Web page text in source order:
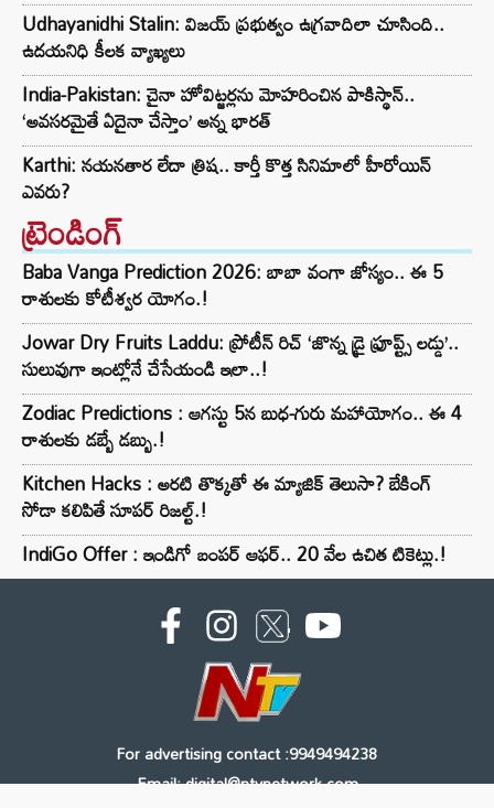
Udhayanidhi Stalin: విజయ్ ప్రభుత్వం ఉగ్రవాదిలా చూసింది..
ఉదయనిధి కీలక వ్యాఖ్యలు
India-Pakistan: చైనా హోవిట్జర్లను మోహరించిన పాకిస్థాన్..
‘అవసరమైతే ఏదైనా చేస్తాం’ అన్న భారత్
Karthi: నయనతార లేదా త్రిష.. కార్తీ కొత్త సినిమాలో హీరోయిన్
ఎవరు?
ట్రెండింగ్‌
Baba Vanga Prediction 2026: బాబా వంగా జోస్యం.. ఈ 5
రాశులకు కోటీశ్వర యోగం.!
Jowar Dry Fruits Laddu: ప్రోటీన్ రిచ్ ‘జొన్న డ్రై ఫ్రూప్ట్స్ లడ్డు’..
సులువుగా ఇంట్లోనే చేసేయండి ఇలా..!
Zodiac Predictions : ఆగస్టు 5న బుధ-గురు మహాయోగం.. ఈ 4
రాశులకు డబ్బే డబ్బు.!
Kitchen Hacks : అరటి తొక్కతో ఈ మ్యాజిక్ తెలుసా? బేకింగ్
సోడా కలిపితే సూపర్ రిజల్ట్.!
IndiGo Offer : ఇండిగో బంపర్ ఆఫర్.. 20 వేల ఉచిత టికెట్లు.!
For advertising contact :9949494238
Email: digital@ntvnetwork.com